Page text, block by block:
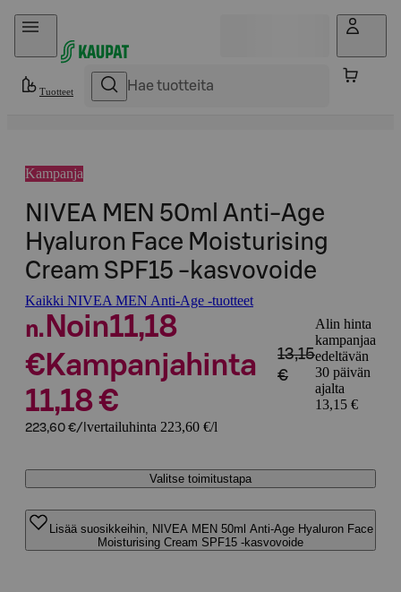
Hyppää sisältöön
Tuotteet
Kampanja
NIVEA MEN 50ml Anti-Age
Hyaluron Face Moisturising
Cream SPF15 -kasvovoide
Kaikki NIVEA MEN Anti-Age -tuotteet
n. Noin11,18
€Kampanjahinta
11,18 €
13,15
€
Alin hinta
kampanjaa
edeltävän
30 päivän
ajalta
13,15 €
223,60 €/l vertailuhinta 223,60 €/l
Valitse toimitustapa
Lisää suosikkeihin, NIVEA MEN 50ml Anti-Age Hyaluron Face
Moisturising Cream SPF15 -kasvovoide